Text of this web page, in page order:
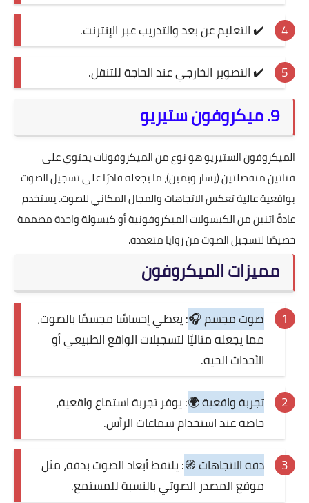
✔️ التعليم عن بعد والتدريب عبر الإنترنت.
✔️ التصوير الخارجي عند الحاجة للتنقل.
9. ميكروفون ستيريو
الميكروفون الستيريو هو نوع من الميكروفونات يحتوي على
قناتين منفصلتين (يسار ويمين)، ما يجعله قادرًا على تسجيل الصوت
بواقعية عالية تعكس الاتجاهات والمجال المكاني للصوت. يستخدم
عادةً اثنين من الكبسولات الميكروفونية أو كبسولة واحدة مصممة
خصيصًا لتسجيل الصوت من زوايا متعددة.
مميزات الميكروفون
صوت مجسم 🎧: يعطي إحساسًا مجسمًا بالصوت،
مما يجعله مثاليًا لتسجيلات الواقع الطبيعي أو
الأحداث الحية.
تجربة واقعية 🌍: يوفر تجربة استماع واقعية،
خاصة عند استخدام سماعات الرأس.
دقة الاتجاهات 🧭: يلتقط أبعاد الصوت بدقة، مثل
موقع المصدر الصوتي بالنسبة للمستمع.